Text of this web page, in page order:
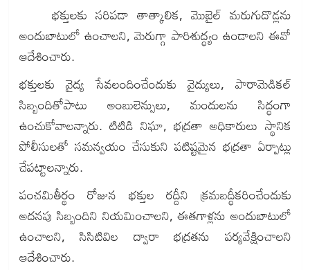
భక్తులకు సరిపడా తాత్కాలిక, మొబైల్‌ మరుగుదొడ్లను
అందుబాటులో ఉంచాలని, మెరుగ్గా పారిశుద్ధ్యం ఉండాలని ఈవో
ఆదేశించారు.
భక్తులకు వైద్య సేవలందించేందుకు వైద్యులు, పారామెడికల్‌
సిబ్బందితోపాటు అంబులెన్సులు, మందులను సిద్ధంగా
ఉంచుకోవాలన్నారు. టిటిడి నిఘా, భద్రతా అధికారులు స్థానిక
పోలీసులతో సమన్వయం చేసుకుని పటిష్టమైన భద్రతా ఏర్పాట్లు
చేపట్టాలన్నారు.
పంచమితీర్థం రోజున భక్తుల రద్దీని క్రమబద్ధీకరించేందుకు
అదనపు సిబ్బందిని నియమించాలని, ఈతగాళ్లను అందుబాటులో
ఉంచాలని, సిసిటివిల ద్వారా భద్రతను పర్యవేక్షించాలని
ఆదేశించారు.